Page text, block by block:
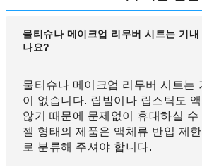
물티슈나 메이크업 리무버 시트는 기
나요?
물티슈나 메이크업 리무버 시트는
이 없습니다. 립밤이나 립스틱도
않기 때문에 문제없이 휴대하실 수
젤 형태의 제품은 액체류 반입 제
로 분류해 주셔야 합니다.